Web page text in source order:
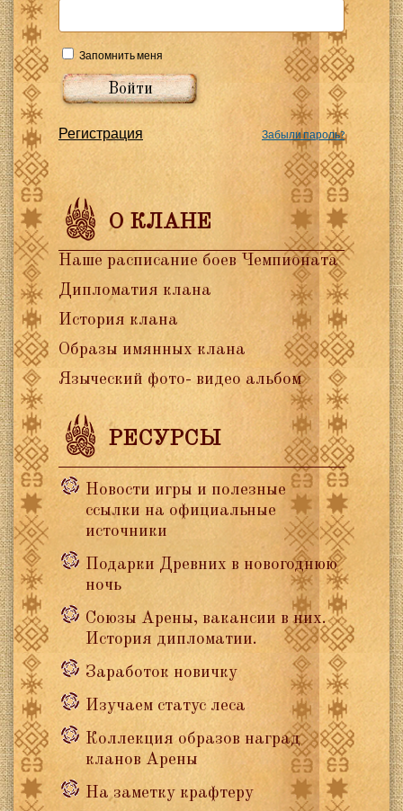
Запомнить меня
Регистрация Забыли пароль?
О КЛАНЕ
Наше расписание боев Чемпионата
Дипломатия клана
История клана
Образы имянных клана
Языческий фото- видео альбом
РЕСУРСЫ
Новости игры и полезные
ссылки на официальные
источники
Подарки Древних в новогоднюю
ночь
Союзы Арены, вакансии в них.
История дипломатии.
Заработок новичку
Изучаем статус леса
Коллекция образов наград
кланов Арены
На заметку крафтеру